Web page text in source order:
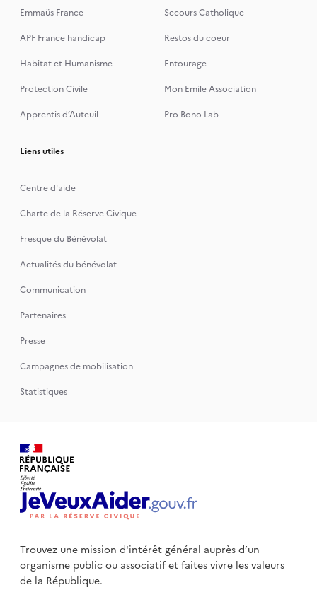
Emmaüs France
Secours Catholique
APF France handicap
Restos du coeur
Habitat et Humanisme
Entourage
Protection Civile
Mon Emile Association
Apprentis d’Auteuil
Pro Bono Lab
Liens utiles
Centre d'aide
Charte de la Réserve Civique
Fresque du Bénévolat
Actualités du bénévolat
Communication
Partenaires
Presse
Campagnes de mobilisation
Statistiques
Trouvez une mission d'intérêt général auprès d’un
organisme publicou associatif et faites vivre les valeurs
de la République.